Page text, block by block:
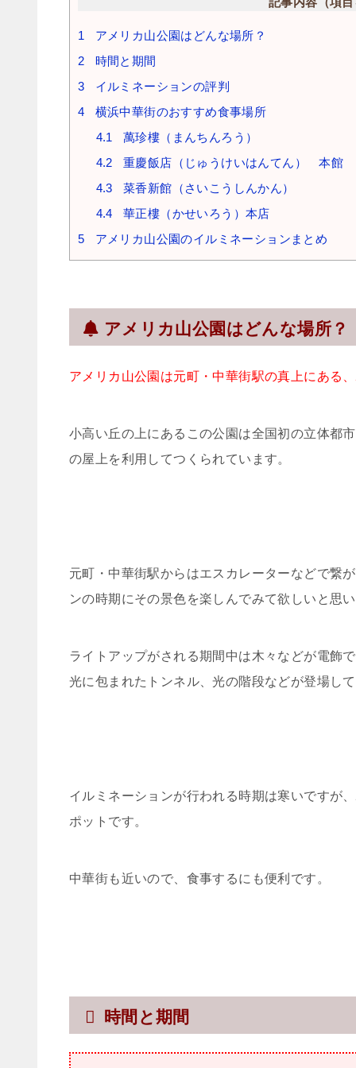
1 アメリカ山公園はどんな場所？
2 時間と期間
3 イルミネーションの評判
4 横浜中華街のおすすめ食事場所
4.1
萬珍樓（まんちんろう）
4.2 重慶飯店（じゅうけいはんてん） 本館
4.3 菜香新館（さいこうしんかん）
4.4 華正樓（かせいろう）本店
5 アメリカ山公園のイルミネーションまとめ
アメリカ山公園はどんな場所？
アメリカ山公園は元町・中華街駅の真上にある
小高い丘の上にあるこの公園は全国初の立体都
の屋上を利用してつくられています。
元町・中華街駅からはエスカレーターなどで繋
ンの時期にその景色を楽しんでみて欲しいと思
ライトアップがされる期間中は木々などが電飾
光に包まれたトンネル、光の階段などが登場し
イルミネーションが行われる時期は寒いですが
ポットです。
中華街も近いので、食事するにも便利です。
時間と期間